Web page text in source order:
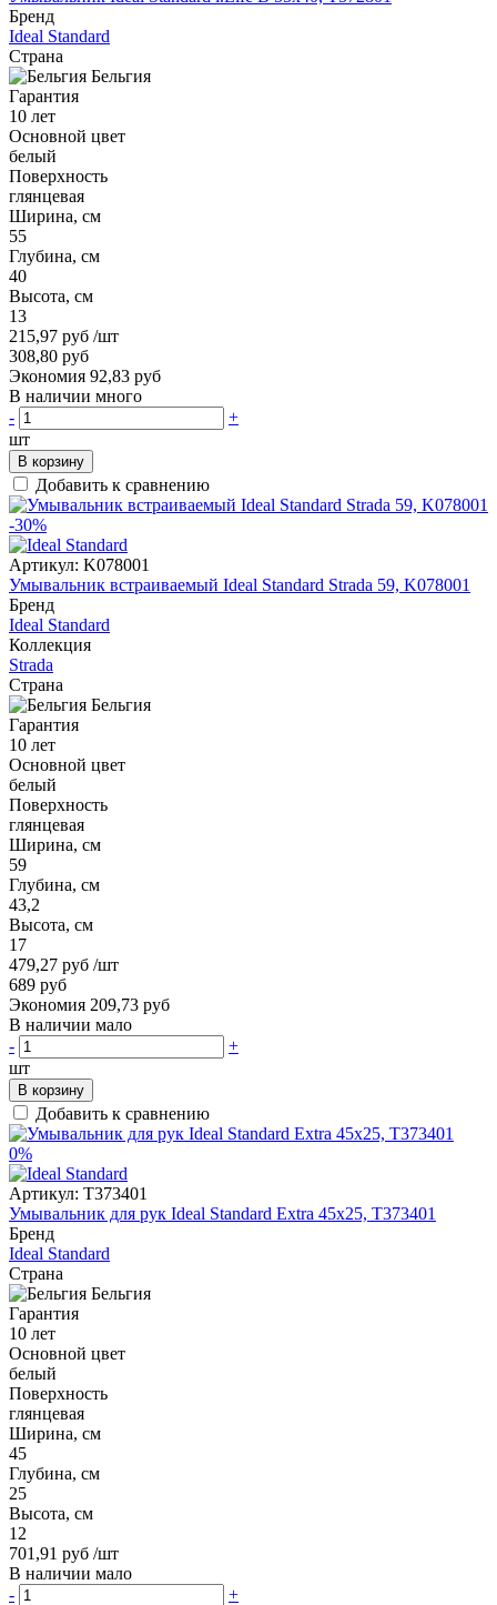
Бренд
Ideal Standard
Страна
Бельгия
Гарантия
10 лет
Основной цвет
белый
Поверхность
глянцевая
Ширина, см
55
Глубина, см
40
Высота, см
13
215,97 руб /шт
308,80 руб
Экономия 92,83 руб
В наличии много
-
+
шт
В корзину
Добавить к сравнению
-30%
Артикул: K078001
Умывальник встраиваемый Ideal Standard Strada 59, K078001
Бренд
Ideal Standard
Коллекция
Strada
Страна
Бельгия
Гарантия
10 лет
Основной цвет
белый
Поверхность
глянцевая
Ширина, см
59
Глубина, см
43,2
Высота, см
17
479,27 руб /шт
689 руб
Экономия 209,73 руб
В наличии мало
-
+
шт
В корзину
Добавить к сравнению
0%
Артикул: T373401
Умывальник для рук Ideal Standard Extra 45x25, T373401
Бренд
Ideal Standard
Страна
Бельгия
Гарантия
10 лет
Основной цвет
белый
Поверхность
глянцевая
Ширина, см
45
Глубина, см
25
Высота, см
12
701,91 руб /шт
В наличии мало
-
+